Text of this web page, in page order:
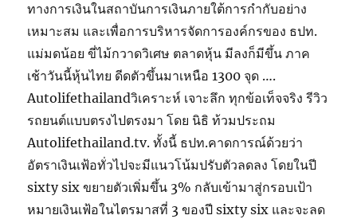
ทางการเงินในสถาบันการเงินภายใต้การกำกับอย่าง
เหมาะสม และเพื่อการบริหารจัดการองค์กรของ ธปท.
แม่มดน้อย ขี่ไม้กวาดวิเศษ ตลาดหุ้น มีลงก็มีขึ้น ภาค
เช้าวันนี้หุ้นไทย ดีดตัวขึ้นมาเหนือ 1300 จุด ….
Autolifethailandวิเคราะห์ เจาะลึก ทุกข้อเท็จจริง รีวิว
รถยนต์แบบตรงไปตรงมา โดย นิธิ ท้วมประถม
Autolifethailand.tv. ทั้งนี้ ธปท.คาดการณ์ด้วยว่า
อัตราเงินเฟ้อทั่วไปจะมีแนวโน้มปรับตัวลดลง โดยในปี
sixty six ขยายตัวเพิ่มขึ้น 3% กลับเข้ามาสู่กรอบเป้า
หมายเงินเฟ้อในไตรมาสที่ 3 ของปี sixty six และจะลด